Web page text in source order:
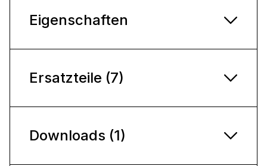
Eigenschaften
Ersatzteile (7)
Downloads (1)